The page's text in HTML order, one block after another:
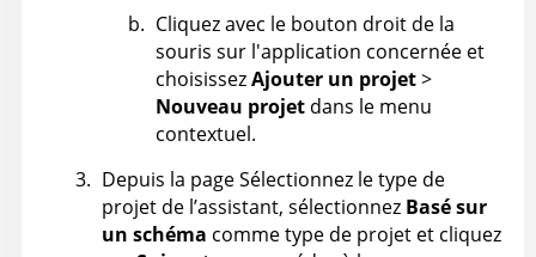
Cliquez avec le bouton droit de la
souris sur l'application concernée et
choisissezAjouter un projet>
Nouveau projet dans le menu
contextuel.
Depuis la page Sélectionnez le type de
projet de l’assistant, sélectionnez Basé sur
un schéma comme type de projet et cliquez